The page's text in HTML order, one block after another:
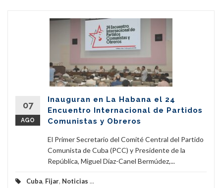
07
AGO
Inauguran en La Habana el 24
Encuentro Internacional de Partidos
Comunistas y Obreros
El Primer Secretario del Comité Central del Partido
Comunista de Cuba (PCC) y Presidente de la
República, Miguel Díaz-Canel Bermúdez,...
Cuba, Fijar, Noticias ...